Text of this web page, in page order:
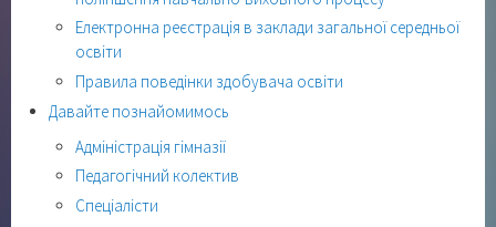
Електронна реєстрація в заклади загальної середньої
освіти
Правила поведінки здобувача освіти
Давайте познайомимось
Адміністрація гімназії
Педагогічний колектив
Спеціалісти